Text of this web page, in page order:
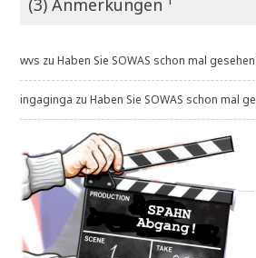
(3) Anmerkungen ¹
wvs zuHaben Sie SOWAS schon mal
ingaginga zuHaben Sie SOWAS schon mal